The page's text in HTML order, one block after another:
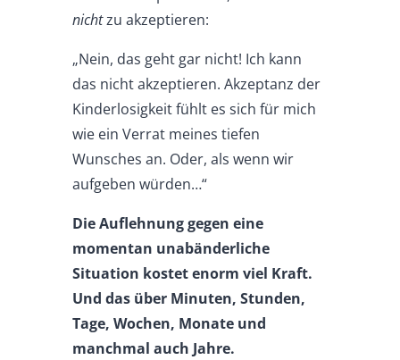
nichtzu akzeptieren:
„Nein, das geht gar nicht! Ich kann
das nicht akzeptieren. Akzeptanz der
Kinderlosigkeit fühlt es sich für mich
wie ein Verrat meines tiefen
Wunsches an. Oder, als wenn wir
aufgeben würden…“
Die Auflehnung gegen eine
momentan unabänderliche
Situation kostet enorm viel Kraft.
Und das über Minuten, Stunden,
Tage, Wochen, Monate und
manchmal auch Jahre.